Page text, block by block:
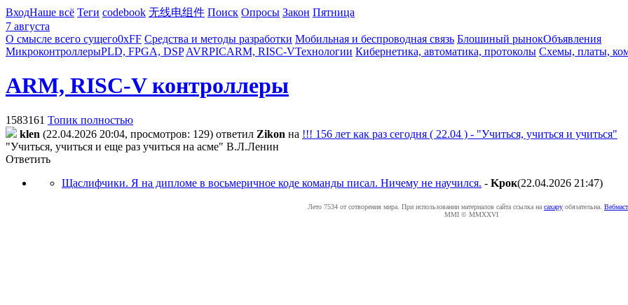
ВходНаше всё Теги codebook 无线电组件 Поиск Опросы Закон Пятница
7 августа
О смысле всего сущего0xFF Средства и методы разработки Мобильная и беспроводная связь Блошиный рынокОбъявления
МикроконтроллерыPLD, FPGA, DSP AVRPICARM, RISC-VТехнологии Кибернетика, автоматика, протоколы Схемы, платы,
ARM, RISC-V контроллеры
1583161 Топик полностью
klen (22.04.2026 20:04, просмотров: 129) ответил Zikon на !!! 156 лет как раз сегодня ( 22.04 ) - "Учиться, учиться и учиться"
"Учиться, учиться и еще раз учиться на асме" В.Л.Ленин
Ответить
Щаслифчики. Я на дипломе в восьмеричное коде команды писал. Ничему не научился. - Kpoк(22.04.2026 21:47)
Лето 7534 от сотворения мира. При использовании материалов сайта ссылка на caxapу обязательна.
MMI © MMXXVI